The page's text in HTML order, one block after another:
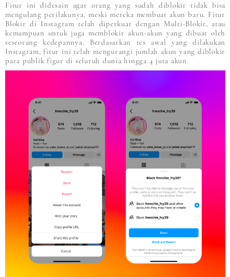
Fitur ini didesain agar orang yang sudah diblokir tidak bisa
mengulang perilakunya, meski mereka membuat akun baru. Fitur
Blokir di Instagram telah diperkuat dengan Multi-Blokir, atau
kemampuan untuk juga memblokir akun-akun yang dibuat oleh
seseorang kedepannya. Berdasarkan tes awal yang dilakukan
Instagram, fitur ini telah mengurangi jumlah akun yang diblokir
para publik figur di seluruh dunia hingga 4 juta akun.